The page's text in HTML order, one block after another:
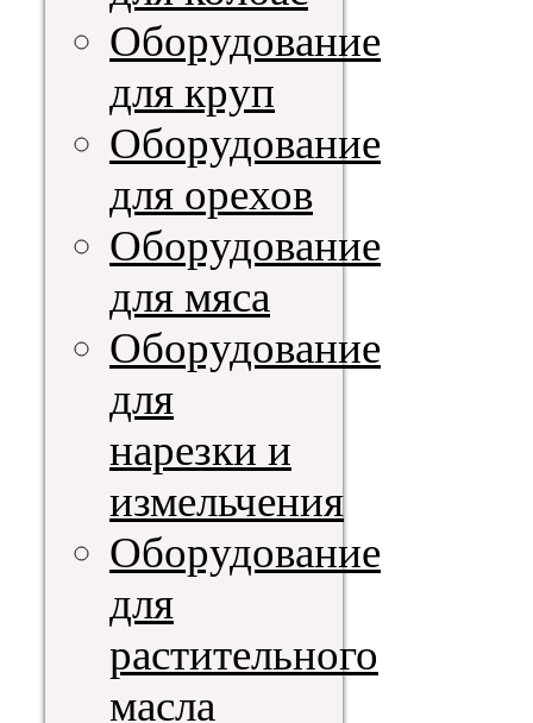
Оборудование
для круп
Оборудование
для орехов
Оборудование
для мяса
Оборудование
для
нарезки и
измельчения
Оборудование
для
растительного
масла